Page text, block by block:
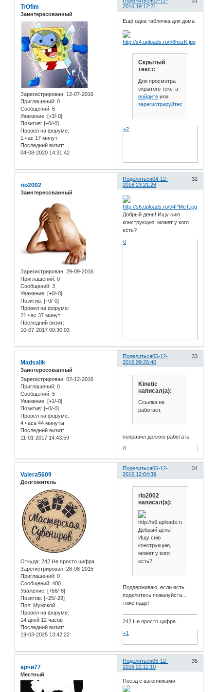
2016 19:12:21
TrOfIm
Заинтересованный
Зарегистрирован: 12-07-2016
Приглашений: 0
Сообщений: 6
Уважение: [+3/-0]
Позитив: [+0/-0]
Провел на форуме:
1 час 17 минут
Последний визит:
04-08-2020 14:31:42
Ещё одна табличка для дома
Скрытый
текст:
Для просмотра
скрытого текста -
войдитеили
зарегистрируйтесь
+2
Поделиться 32
04-12-
2016 23:21:28
rio2002
Заинтересованный
Зарегистрирован: 29-09-2016
Приглашений: 0
Сообщений: 3
Уважение: [+0/-0]
Позитив: [+0/-0]
Провел на форуме:
21 час 37 минут
Последний визит:
10-07-2017 00:30:03
Добрый день! Ищу сию
конструкцию, может у кого
есть?
0
Поделиться 33
05-12-
2016 09:26:40
Madsalik
Заинтересованный
Зарегистрирован: 02-12-2016
Приглашений: 0
Сообщений: 5
Уважение: [+1/-0]
Позитив: [+0/-0]
Провел на форуме:
4 часа 44 минуты
Последний визит:
11-01-2017 14:43:59
Kinetic
написал(а):
Ссылка не
работает.
поправил должно работать
0
Поделиться 34
05-12-
2016 12:04:39
Valera5609
Долгожитель
Откуда: 242 Не просто цифра
Зарегистрирован: 28-08-2015
Приглашений: 0
Сообщений: 400
Уважение: [+56/-8]
Позитив: [+25/-29]
Пол: Мужской
Провел на форуме:
14 дней 12 часов
Последний визит:
19-03-2025 13:42:22
rio2002
написал(а):
Добрый день!
Ищу сию
конструкцию,
может у кого
есть?
Поддерживаю, если есть
поделитесь пожалуйста...
тоже надо!
242 Не просто цифра...
+1
Поделиться 35
05-12-
2016 22:11:10
арчи77
Местный
Поезд с вагончиками.